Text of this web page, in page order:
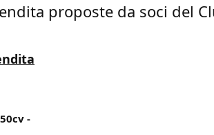
proposte da soci del
-